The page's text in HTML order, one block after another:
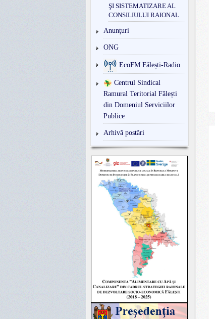
ŞI SISTEMATIZARE AL
CONSILIULUI RAIONAL
Anunţuri
ONG
EcoFM Fălești-Radio
Centrul Sindical
Ramural Teritorial Fălești
din Domeniul Serviciilor
Publice
Arhivă postări